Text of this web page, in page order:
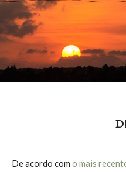
De acordo com o mais